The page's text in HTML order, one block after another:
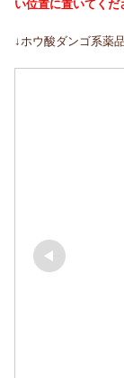
い位置に置いてくだ
↓ホウ酸ダンゴ系薬